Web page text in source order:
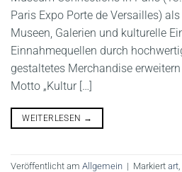
Paris Expo Porte de Versailles)
Museen, Galerien und kulturelle
Einnahmequellen durch
gestaltetes Merchandise
Motto „Kultur […]
WEITERLESEN →
Veröffentlicht am Allgemein | Markiert art